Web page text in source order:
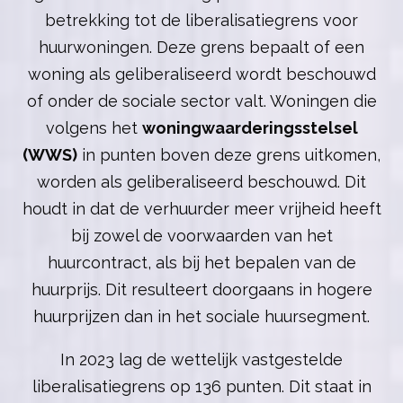
betrekking tot de liberalisatiegrens voor
huurwoningen. Deze grens bepaalt of een
woning als geliberaliseerd wordt beschouwd
of onder de sociale sector valt. Woningen die
volgens het woningwaarderingsstelsel
(WWS) in punten boven deze grens uitkomen,
worden als geliberaliseerd beschouwd. Dit
houdt in dat de verhuurder meer vrijheid heeft
bij zowel de voorwaarden van het
huurcontract, als bij het bepalen van de
huurprijs. Dit resulteert doorgaans in hogere
huurprijzen dan in het sociale huursegment.
In 2023 lag de wettelijk vastgestelde
liberalisatiegrens op 136 punten. Dit staat in